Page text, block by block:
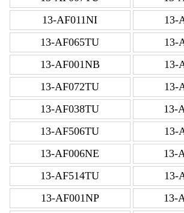
13-AF011NI
13-
13-AF065TU
13-
13-AF001NB
13-
13-AF072TU
13-
13-AF038TU
13-
13-AF506TU
13-
13-AF006NE
13-
13-AF514TU
13-
13-AF001NP
13-